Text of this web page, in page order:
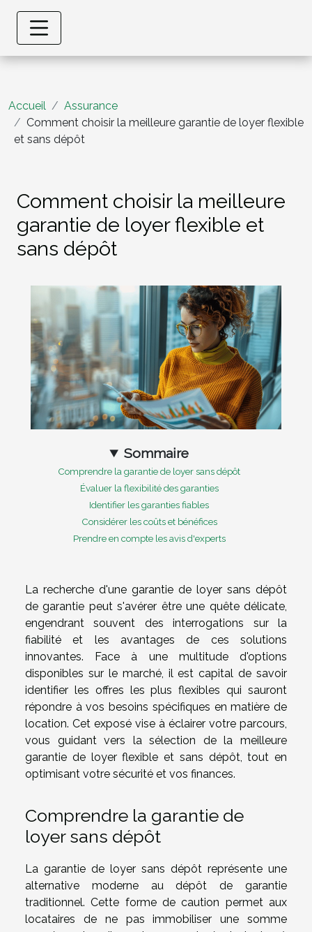
Accueil
Assurance
Comment choisir la meilleure garantie de loyer flexible
et sans dépôt
Comment choisir la meilleure
garantie de loyer flexible et
sans dépôt
Sommaire
Comprendre la garantie de loyer sans dépôt
Évaluer la flexibilité des garanties
Identifier les garanties fiables
Considérer les coûts et bénéfices
Prendre en compte les avis d'experts
La recherche d'une garantie de loyer sans dépôt
de garantie peut s'avérer être une quête délicate,
engendrant souvent des interrogations sur la
fiabilité et les avantages de ces solutions
innovantes. Face à une multitude d'options
disponibles sur le marché, il est capital de savoir
identifier les offres les plus flexibles qui sauront
répondre à vos besoins spécifiques en matière de
location. Cet exposé vise à éclairer votre parcours,
vous guidant vers la sélection de la meilleure
garantie de loyer flexible et sans dépôt, tout en
optimisant votre sécurité et vos finances.
Comprendre la garantie de
loyer sans dépôt
La garantie de loyer sans dépôt représente une
alternative moderne au dépôt de garantie
traditionnel. Cette forme de caution permet aux
locataires de ne pas immobiliser une somme